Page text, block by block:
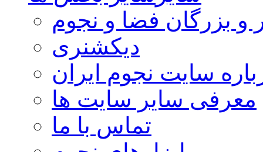
و بزرگان فضا و نجوم
دیکشنری
سایت نجوم ایران
معرفی سایر سایت ها
تماس با ما